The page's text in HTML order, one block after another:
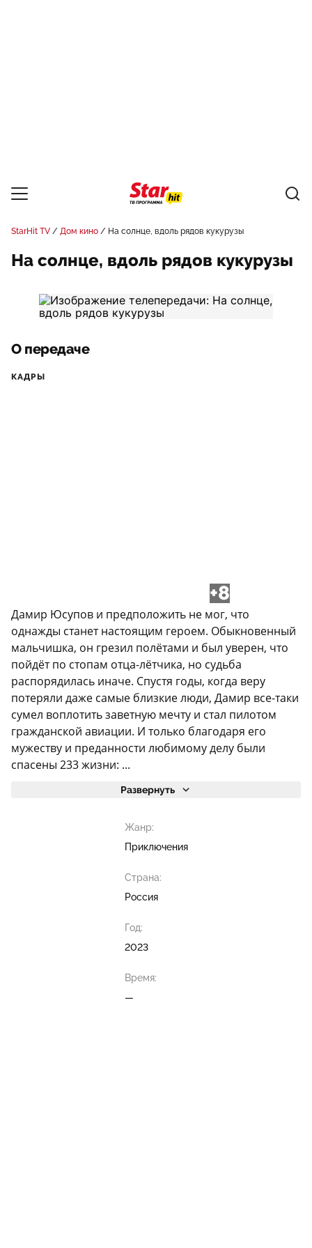
StarHit TV Дом кино На солнце, вдоль рядов кукурузы
На солнце, вдоль рядов кукурузы
О передаче
КАДРЫ
+8
Дамир Юсупов и предположить не мог, что
однажды станет настоящим героем. Обыкновенный
мальчишка, он грезил полётами и был уверен, что
пойдёт по стопам отца-лётчика, но судьба
распорядилась иначе. Спустя годы, когда веру
потеряли даже самые близкие люди, Дамир все-таки
сумел воплотить заветную мечту и стал пилотом
гражданской авиации. И только благодаря его
мужеству и преданности любимому делу были
спасены 233 жизни: ...
Развернуть
Жанр:
Приключения
Страна:
Россия
Год:
2023
Время:
—